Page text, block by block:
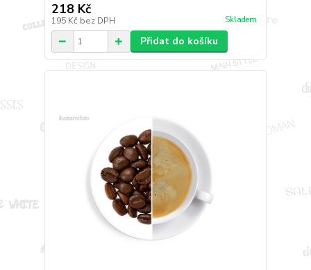
218 Kč
195 Kč bez DPH Skladem
Přidat do košíku